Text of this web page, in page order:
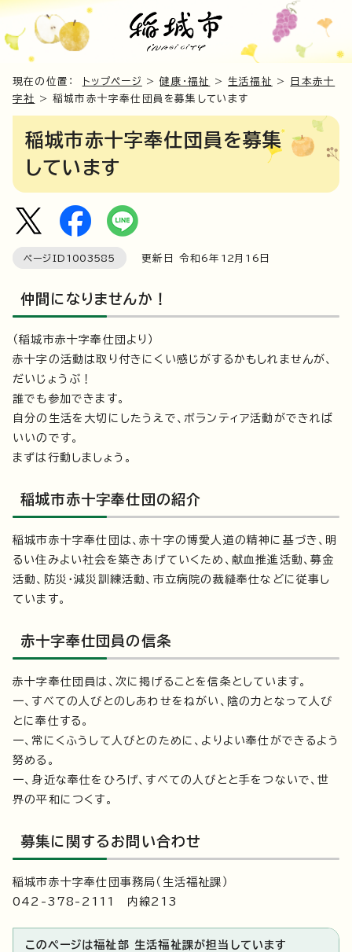
現在の位置： トップページ >健康・福祉 >生活福祉 >
日本赤十
字社
> 稲城市赤十字奉仕団員を募集しています
稲城市赤十字奉仕団員を募集
しています
ページID 1003585 更新日 令和6年 12月 16 日
仲間になりませんか！
（稲城市赤十字奉仕団より）
赤十字の活動は取り付きにくい感じがするかもしれませんが、
だいじょうぶ！
誰でも参加できます。
自分の生活を大切にしたうえで、ボランティア活動ができれば
いいのです。
まずは行動しましょう。
稲城市赤十字奉仕団の紹介
稲城市赤十字奉仕団は、赤十字の博愛人道の精神に基づき、明
るい住みよい社会を築きあげていくため、献血推進活動、募金
活動、防災・減災訓練活動、市立病院の裁縫奉仕などに従事し
ています。
赤十字奉仕団員の信条
赤十字奉仕団員は、次に掲げることを信条としています。
一、すべての人びとのしあわせをねがい、陰の力となって人び
とに奉仕する。
一、常にくふうして人びとのために、よりよい奉仕ができるよう
努める。
一、身近な奉仕をひろげ、すべての人びとと手をつないで、世
界の平和につくす。
募集に関するお問い合わせ
稲城市赤十字奉仕団事務局（生活福祉課）
042-378-2111 内線213
このページは福祉部 生活福祉課が担当しています